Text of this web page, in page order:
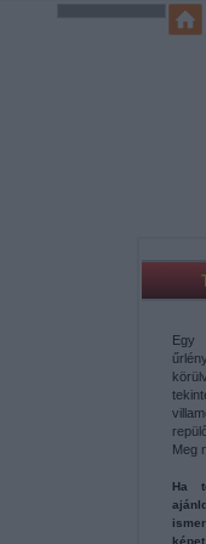
Egy
Meg
Ha